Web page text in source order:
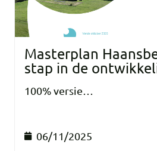
Masterplan
stap in de
100% versie…
06/11/2025